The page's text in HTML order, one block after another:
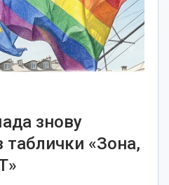
знову
таблички «Зона,